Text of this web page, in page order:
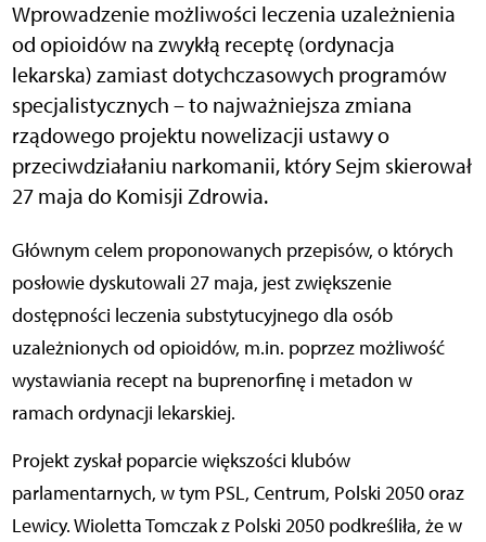
Wprowadzenie możliwości leczenia uzależnienia
od opioidów na zwykłą receptę (ordynacja
lekarska) zamiast dotychczasowych programów
specjalistycznych – to najważniejsza zmiana
rządowego projektu nowelizacji ustawy o
przeciwdziałaniu narkomanii, który Sejm skierował
27 maja do Komisji Zdrowia.
Głównym celem proponowanych przepisów, o których
posłowie dyskutowali 27 maja, jest zwiększenie
dostępności leczenia substytucyjnego dla osób
uzależnionych od opioidów, m.in. poprzez możliwość
wystawiania recept na buprenorfinę i metadon w
ramach ordynacji lekarskiej.
Projekt zyskał poparcie większości klubów
parlamentarnych, w tym PSL, Centrum, Polski 2050 oraz
Lewicy. Wioletta Tomczak z Polski 2050 podkreśliła, że w